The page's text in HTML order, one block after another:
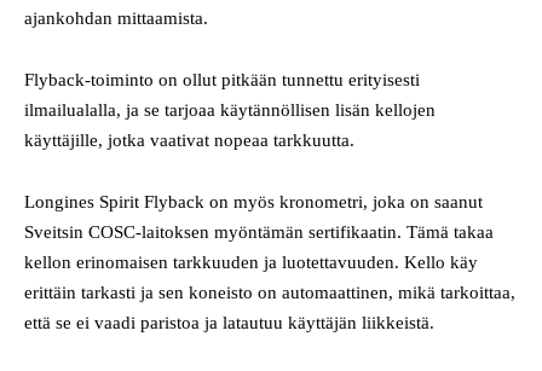
ajankohdan mittaamista.
Flyback-toiminto on ollut pitkään tunnettu erityisesti
ilmailualalla, ja se tarjoaa käytännöllisen lisän kellojen
käyttäjille, jotka vaativat nopeaa tarkkuutta.
Longines Spirit Flyback on myös kronometri, joka on saanut
Sveitsin COSC-laitoksen myöntämän sertifikaatin. Tämä takaa
kellon erinomaisen tarkkuuden ja luotettavuuden. Kello käy
erittäin tarkasti ja sen koneisto on automaattinen, mikä tarkoittaa,
että se ei vaadi paristoa ja latautuu käyttäjän liikkeistä.